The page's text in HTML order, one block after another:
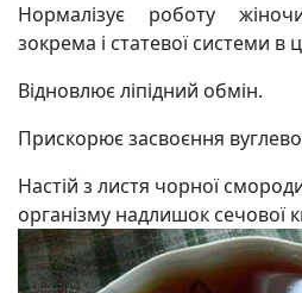
Нормалізує роботу
зокрема і стaтевої системи в
Відновлює ліпідний обмін.
Прискорює засвоєння
Настій з листя чорної
організму надлишок сечoвої